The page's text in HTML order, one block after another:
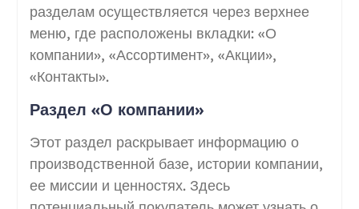
разделам осуществляется через верхнее
меню, где расположены вкладки: «О
компании», «Ассортимент», «Акции»,
«Контакты».
Раздел «О компании»
Этот раздел раскрывает информацию о
производственной базе, истории компании,
ее миссии и ценностях. Здесь